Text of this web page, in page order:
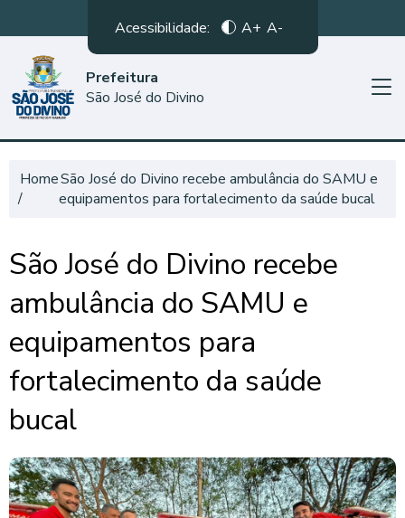
Acessibilidade: A+ A-
Prefeitura
São José do Divino
HomeSão José do Divino recebe ambulância do SAMU e
equipamentos para fortalecimento da saúde bucal
São José do Divino recebe
ambulância do SAMU e
equipamentos para
fortalecimento da saúde
bucal